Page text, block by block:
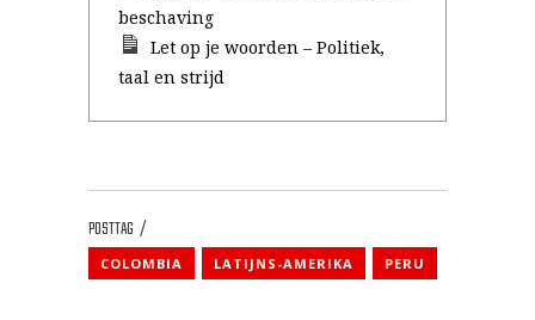
beschaving
Let op je woorden – Politiek,
taal en strijd
POSTTAG
COLOMBIA LATIJNS-AMERIKA PERU